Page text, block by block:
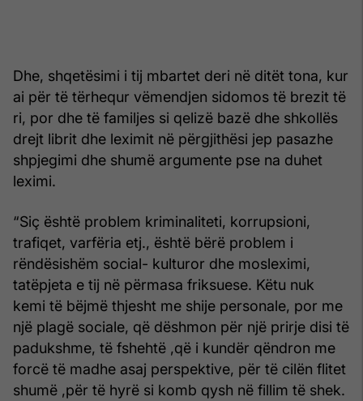
Dhe, shqetësimi i tij mbartet deri në ditët tona, kur
ai për të tërhequr vëmendjen sidomos të brezit të
ri, por dhe të familjes si qelizë bazë dhe shkollës
drejt librit dhe leximit në përgjithësi jep pasazhe
shpjegimi dhe shumë argumente pse na duhet
leximi.
“Siç është problem kriminaliteti, korrupsioni,
trafiqet, varfëria etj., është bërë problem i
rëndësishëm social- kulturor dhe mosleximi,
tatëpjeta e tij në përmasa friksuese. Këtu nuk
kemi të bëjmë thjesht me shije personale, por me
një plagë sociale, që dëshmon për një prirje disi të
padukshme, të fshehtë ,që i kundër qëndron me
forcë të madhe asaj perspektive, për të cilën flitet
shumë ,për të hyrë si komb qysh në fillim të shek.